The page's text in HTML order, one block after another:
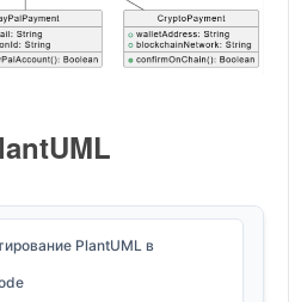
PlantUML в